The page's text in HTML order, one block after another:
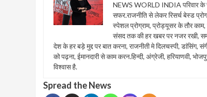
NEWS WORLD INDIA परिवार के
सफर.राजनीति से लेकर रिसर्च बेस्ड
स्पेशल प्रोग्राम, प्रोड्यूसर के तौर
संसद तक की हर खबर पर नजर रखी,
देश के हर बड़े मुद्द पर बात करना, राजनीती मे दिलचस्पी, डांसिंग,
को पढ़ना, ईमानदारी से काम करन.हिन्दी, अंग्रेजी, हरियाणवी,
विश्वास है.
Spread the News